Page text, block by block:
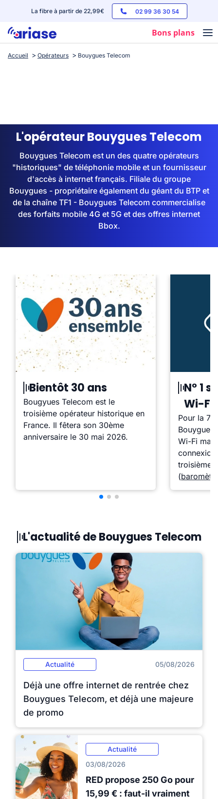
La fibre à partir de 22,99€ 02 99 36 30 54
Bons plans
Box internet
Streaming
Accueil Opérateurs Bouygues Telecom
L'opérateur Bouygues Telecom
Bouygues Telecom est un des quatre opérateurs
"historiques" de téléphonie mobile et un fournisseur
d'accès à internet français. Filiale du groupe
Bouygues - propriétaire également du géant du BTP et
de la chaîne TF1 - Bouygues Telecom commercialise
des forfaits mobile 4G et 5G et des offres internet
Bbox.
Bientôt 30 ans
Bougyues Telecom est le
troisième opérateur historique en
France. Il fêtera son 30ème
anniversaire le 30 mai 2026.
N° 1
Wi-Fi
Pour la
Bouygues
Wi-Fi
troisième
(
L'actualité de Bouygues Telecom
Actualité 05/08/2026
Déjà une offre internet de rentrée chez
Bouygues Telecom, et déjà une majeure
de promo
Actualité
03/08/2026
RED propose 250 Go pour
15,99 € : faut-il vraiment